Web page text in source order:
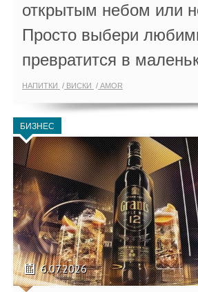
открытым небом или
Просто выбери
превратится в
НАПИТКИ ВИСКИ AMOR
БИЗНЕС
6.07.2026